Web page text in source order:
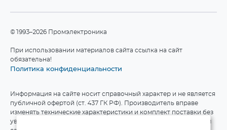
©1993–2026 Промэлектроника
При использовании материалов сайта ссылка на сайт
обязательна!
Политика конфиденциальности
Информация на сайте носит справочный характер и не является
публичной офертой (ст. 437 ГК РФ). Производитель вправе
изменять технические характеристики и комплект поставки без
уведомления. Актуальные данные приведены на официальном